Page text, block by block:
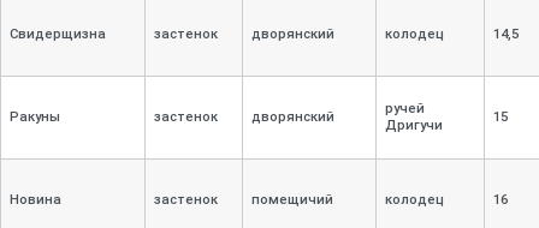
Свидерщизна застенок дворянский колодец 14,5
Ракуны застенок дворянский
ручей
Дригучи
15
Новина застенок помещичий колодец 16